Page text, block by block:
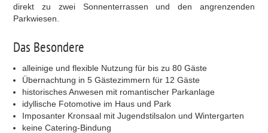
direkt zu zwei Sonnenterrassen und den angrenzenden
Parkwiesen.
Das Besondere
alleinige und flexible Nutzung für bis zu 80 Gäste
Übernachtung in 5 Gästezimmern für 12 Gäste
historisches Anwesen mit romantischer Parkanlage
idyllische Fotomotive im Haus und Park
Imposanter Kronsaal mit Jugendstilsalon und Wintergarten
keine Catering-Bindung